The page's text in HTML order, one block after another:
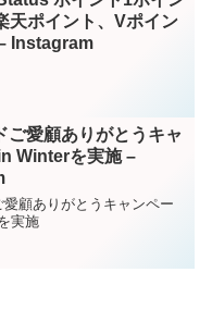
天ポイント、Vポイン
Instagram
ご愛顧ありがとうキャ
Winterを実施 –
顧ありがとうキャンペー
実施